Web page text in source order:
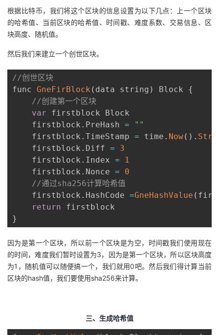
根据比特币，我们将这个区块的信息设置为以下几点：上一个区块
的哈希值、当前区块的哈希值、时间戳、难度系数、交易信息、区
块高度、随机值。
然后我们来建立一个创世区块。
//创世区块
func GneFirBlock ( data string ) Block {
//创建第一个区块
var firstblock Block
    firstblock
. PreHash =
""
    firstblock
. TimeStamp = time . Now( ) .
    firstblock
. Diff =
3
    firstblock
. Index =
1
    firstblock
. Nonce =
0
//通过sha256计算哈希值
    firstblock
. HashCode =GneHashValue (
return
}
因为是第一个区块，所以前一个区块是为空，时间戳我们使用现在
的时间，难度我们暂时设置为3，因为是第一个区块，所以区块高度
为1，随机值可以随便搞一个，我们就用0吧。然后我们得计算当前
区块的hash值，我们要使用sha256来计算。
三、生成哈希值